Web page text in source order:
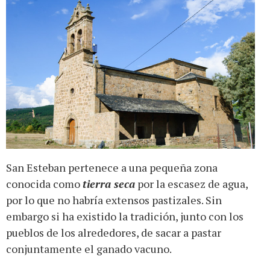
San Esteban pertenece a una pequeña zona
conocida comotierra seca por la escasez de agua,
por lo que no habría extensos pastizales. Sin
embargo si ha existido la tradición, junto con los
pueblos de los alrededores, de sacar a pastar
conjuntamente el ganado vacuno.